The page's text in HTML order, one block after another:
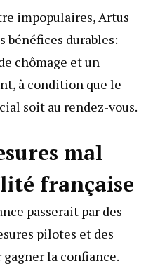
impopulaires, Artus
bénéfices durables:
chômage et un
à condition que le
soit au rendez-vous.
mal
française
passerait par des
pilotes et des
la confiance.